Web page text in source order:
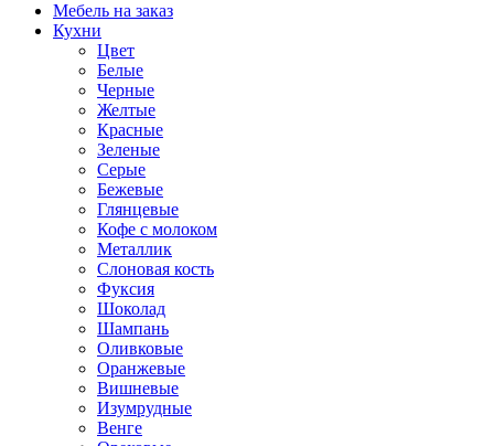
Мебель на заказ
Кухни
Цвет
Белые
Черные
Желтые
Красные
Зеленые
Серые
Бежевые
Глянцевые
Кофе с молоком
Металлик
Слоновая кость
Фуксия
Шоколад
Шампань
Оливковые
Оранжевые
Вишневые
Изумрудные
Венге